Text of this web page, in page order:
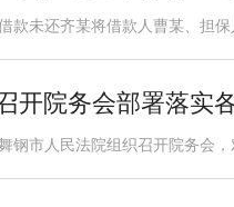
款未还齐某将借款人曹某、担
开院务会部署落实
钢市人民法院组织召开院务会，